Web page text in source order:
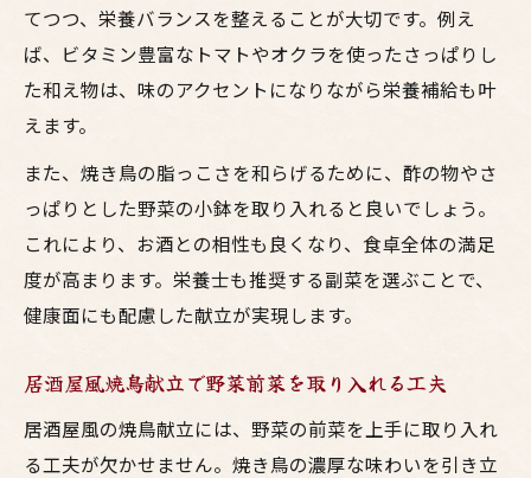
てつつ、栄養バランスを整えることが大切です。例え
ば、ビタミン豊富なトマトやオクラを使ったさっぱりし
た和え物は、味のアクセントになりながら栄養補給も叶
えます。
また、焼き鳥の脂っこさを和らげるために、酢の物やさ
っぱりとした野菜の小鉢を取り入れると良いでしょう。
これにより、お酒との相性も良くなり、食卓全体の満足
度が高まります。栄養士も推奨する副菜を選ぶことで、
健康面にも配慮した献立が実現します。
居酒屋風焼鳥献立で野菜前菜を取り入れる工夫
居酒屋風の焼鳥献立には、野菜の前菜を上手に取り入れ
る工夫が欠かせません。焼き鳥の濃厚な味わいを引き立